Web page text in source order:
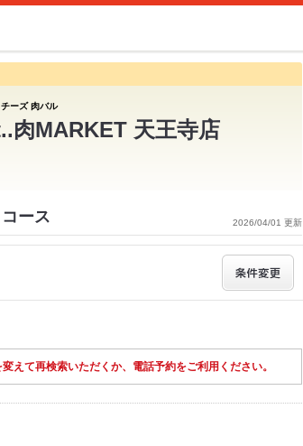
ーズ 肉バル
MARKET 天王寺店
2026/04/01 更新
ース
えて再検索いただくか、電話予約をご利用ください。